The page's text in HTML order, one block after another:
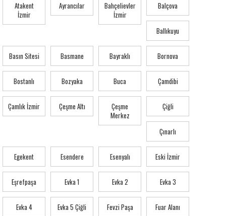
Atakent
İzmir
Ayrancılar
Bahçelievler
İzmir
Balçova
Ballıkuyu
Basın Sitesi Basmane Bayraklı Bornova
Bostanlı Bozyaka Buca Çamdibi
Çamlık İzmir Çeşme Altı
Çeşme
Merkez
Çiğli
Çınarlı
Egekent Esendere Esenyalı Eski İzmir
Eşrefpaşa Evka 1 Evka 2 Evka 3
Evka 4 Evka 5 Çiğli Fevzi Paşa Fuar Alanı